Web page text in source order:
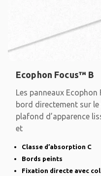
Ecophon Focus™ B
Les panneaux
bord directement sur
plafond d’apparence
et
Classe d’absorption C
Bords peints
Fixation directe avec